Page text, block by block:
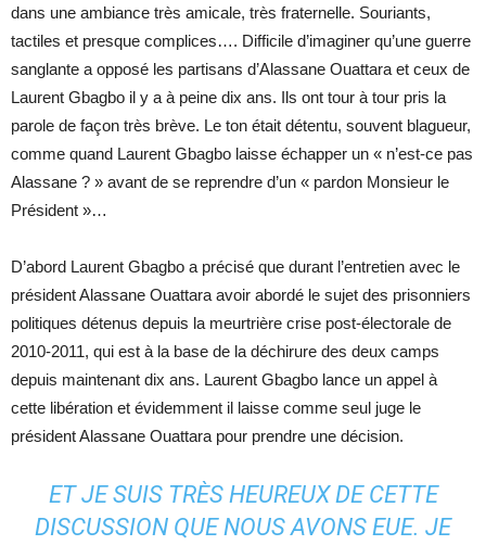
dans une ambiance très amicale, très fraternelle. Souriants,
tactiles et presque complices…. Difficile d’imaginer qu’une guerre
sanglante a opposé les partisans d’Alassane Ouattara et ceux de
Laurent Gbagbo il y a à peine dix ans. Ils ont tour à tour pris la
parole de façon très brève. Le ton était détentu, souvent blagueur,
comme quand Laurent Gbagbo laisse échapper un « n’est-ce pas
Alassane ? » avant de se reprendre d’un « pardon Monsieur le
Président »…
D’abord Laurent Gbagbo a précisé que durant l’entretien avec le
président Alassane Ouattara avoir abordé le sujet des prisonniers
politiques détenus depuis la meurtrière crise post-électorale de
2010-2011, qui est à la base de la déchirure des deux camps
depuis maintenant dix ans. Laurent Gbagbo lance un appel à
cette libération et évidemment il laisse comme seul juge le
président Alassane Ouattara pour prendre une décision.
ET JE SUIS TRÈS HEUREUX DE CETTE
DISCUSSION QUE NOUS AVONS EUE. JE